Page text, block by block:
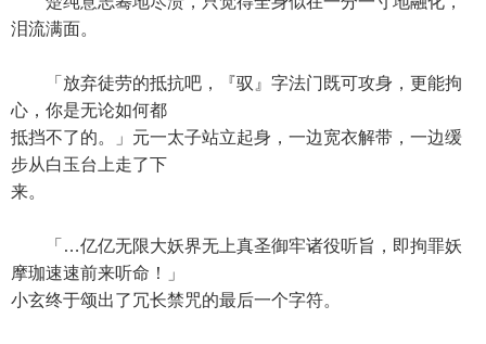
泪流满面。
「放弃徒劳的抵抗吧，『驭』字法门既可攻身，更能拘
心，你是无论如何都
抵挡不了的。」元一太子站立起身，一边宽衣解带，一边缓
步从白玉台上走了下
来。
「…亿亿无限大妖界无上真圣御牢诸役听旨，即拘罪妖
摩珈速速前来听命！」
小玄终于颂出了冗长禁咒的最后一个字符。